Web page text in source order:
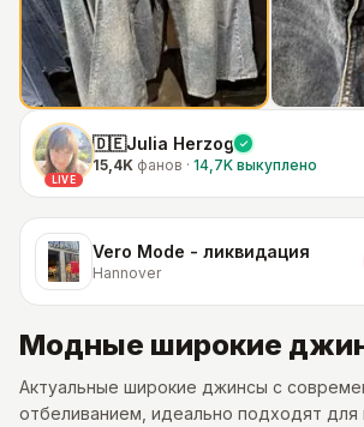
LIVE
🇩🇪Julia Herzog
15,4K фанов · 14,7K выкуплено
Vero Mode - ликвидация
Hannover
Модные широкие
Актуальные широкие джинсы с
отбеливанием, идеально подходят для